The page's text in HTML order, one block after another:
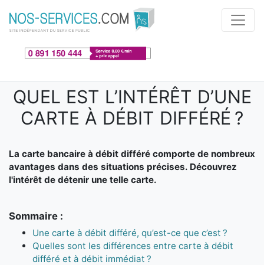
Aller au contenu principal
QUEL EST L’INTÉRÊT D’UNE
CARTE À DÉBIT DIFFÉRÉ ?
La carte bancaire à débit différé comporte de nombreux
avantages dans des situations précises. Découvrez
l'intérêt de détenir une telle carte.
Sommaire :
Une carte à débit différé, qu’est-ce que c’est ?
Quelles sont les différences entre carte à débit
différé et à débit immédiat ?